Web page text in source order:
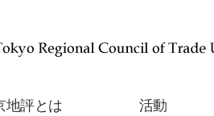
地評とは 活動